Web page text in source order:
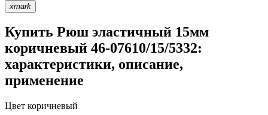
xmark
Купить Рюш эластичный 15мм
коричневый 46-07610/15/5332:
характеристики, описание,
применение
Цвет коричневый